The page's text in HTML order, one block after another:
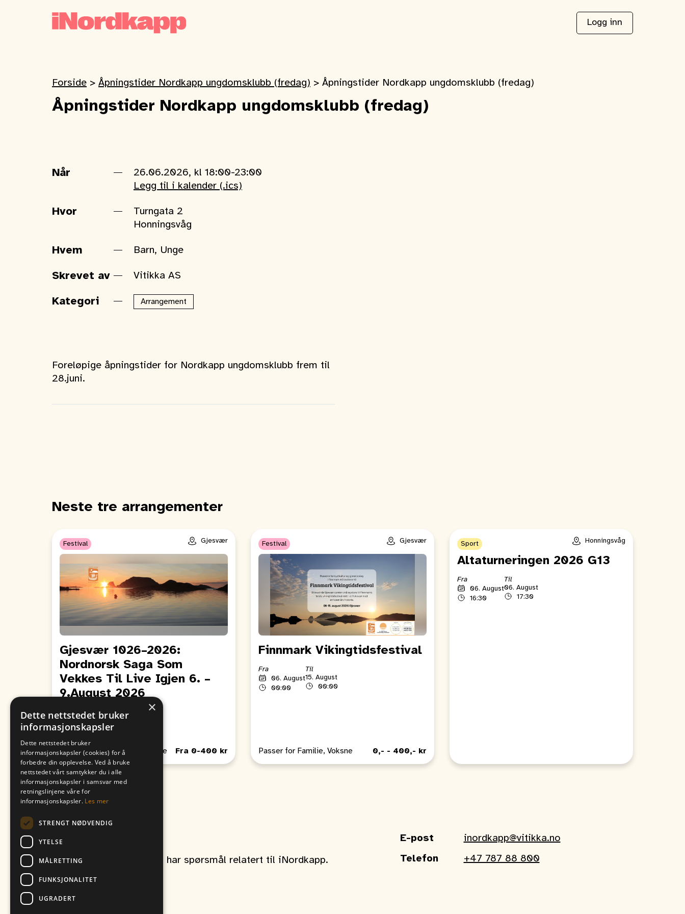
Logg inn
Forside > Åpningstider Nordkapp ungdomsklubb (fredag) > Åpningstider Nordkapp ungdomsklubb (fredag)
Åpningstider Nordkapp ungdomsklubb (fredag)
Når
26.06.2026, kl 18:00-23:00
Legg til i kalender (.ics)
Hvor
Turngata 2
Honningsvåg
Hvem Barn, Unge
Skrevet av Vitikka AS
Kategori Arrangement
Foreløpige åpningstider for Nordkapp ungdomsklubb frem til
28.juni.
Neste tre arrangementer
Festival Gjesvær
Gjesvær 1026–2026:
Nordnorsk Saga Som
Vekkes Til Live Igjen 6. –
9.August 2026
Fra
00:00
Til
09. August
Passer for Barn, Unge, Voksne Fra 0-400 kr
Festival Gjesvær
Finnmark Vikingtidsfestival
Fra
06. August
00:00
Til
15. August
00:00
Passer for Familie, Voksne 0,- - 400,- kr
Sport Honningsvåg
Altaturneringen 2026 G13
Fra
06. August
16:30
Til
06. August
17:30
Kontakt oss
Ta gjerne kontakt om du har spørsmål relatert til iNordkapp.
E-post
inordkapp@vitikka.no
Telefon
+47 787 88 800
×
Dette nettstedet bruker
informasjonskapsler
Dette nettstedet bruker
informasjonskapsler (cookies) for å
forbedre din opplevelse. Ved å bruke
nettstedet vårt samtykker du i alle
informasjonskapsler i samsvar med
retningslinjene våre for
informasjonskapsler. Les mer
STRENGT NØDVENDIG
YTELSE
MÅLRETTING
FUNKSJONALITET
UGRADERT